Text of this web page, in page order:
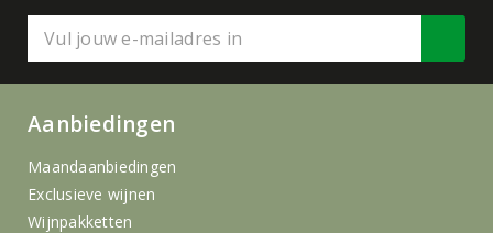
Aanbiedingen
Maandaanbiedingen
Exclusieve wijnen
Wijnpakketten